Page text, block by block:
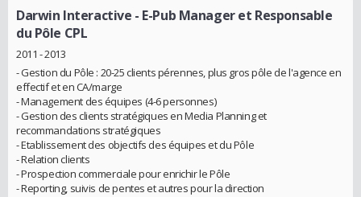
Darwin Interactive - E-Pub Manager et Responsable
du Pôle CPL
2011 - 2013
- Gestion du Pôle : 20-25 clients pérennes, plus gros pôle de l'agence en
effectif et en CA/marge
- Management des équipes (4-6 personnes)
- Gestion des clients stratégiques en Media Planning et
recommandations stratégiques
- Etablissement des objectifs des équipes et du Pôle
- Relation clients
- Prospection commerciale pour enrichir le Pôle
- Reporting, suivis de pentes et autres pour la direction